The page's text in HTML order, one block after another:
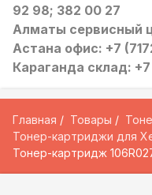
92 98; 382 00 27
Алматы сервисный
Астана офис: +7
Караганда склад:
Главная Товары
Тонер-картриджи для
Тонер-картридж